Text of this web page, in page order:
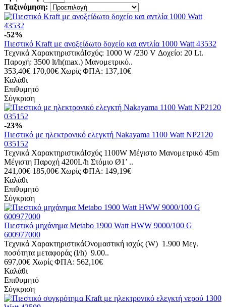
Ταξινόμηση:
-52%
Πιεστικό Kraft με ανοξείδωτο δοχείο και αντλία 1000 Watt 43532
Τεχνικά ΧαρακτηριστικάΙσχύς: 1000 W /230 V Δοχείο: 20 Lt.
Παροχή: 3500 lt/h(max.) Μανομετρικό..
353,40€ 170,00€ Χωρίς ΦΠΑ: 137,10€
Καλάθι
Επιθυμητό
Σύγκριση
-23%
Πιεστικό με ηλεκτρονικό ελεγκτή Nakayama 1100 Watt NP2120
035152
Τεχνικά ΧαρακτηριστικάΙσχύς 1100W Μέγιστο Μανομετρικό 45m
Μέγιστη Παροχή 4200L/h Στόμιο Ø1’ ..
241,00€ 185,00€ Χωρίς ΦΠΑ: 149,19€
Καλάθι
Επιθυμητό
Σύγκριση
Πιεστικό μηχάνημα Metabo 1900 Watt HWW 9000/100 G
600977000
Τεχνικά ΧαρακτηριστικάΟνομαστική ισχύς (W) 1.900 Mεγ.
ποσότητα μεταφοράς (l/h) 9.00..
697,00€ Χωρίς ΦΠΑ: 562,10€
Καλάθι
Επιθυμητό
Σύγκριση